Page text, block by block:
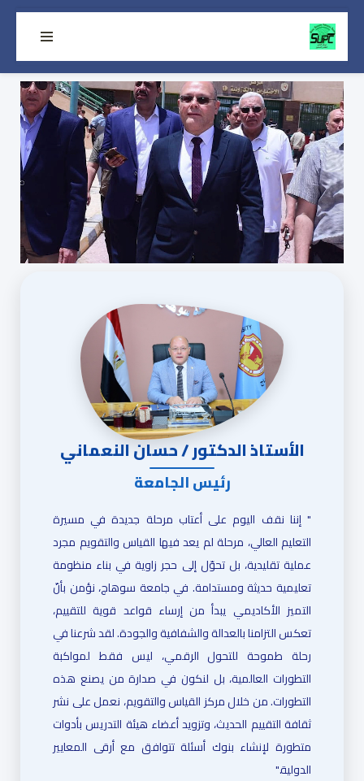
تخطى
إلى
المحتوى
الأستاذ الدكتور / حسان النعماني
رئيس الجامعة
" إننا نقف اليوم على أعتاب مرحلة جديدة في مسيرة
التعليم العالي، مرحلة لم يعد فيها القياس والتقويم مجرد
عملية تقليدية، بل تحوّل إلى حجر زاوية في بناء منظومة
تعليمية حديثة ومستدامة. في جامعة سوهاج، نؤمن بأنّ
التميز الأكاديمي يبدأ من إرساء قواعد قوية للتقييم،
تعكس التزامنا بالعدالة والشفافية والجودة. لقد شرعنا في
رحلة طموحة للتحول الرقمي، ليس فقط لمواكبة
التطورات العالمية، بل لنكون في صدارة من يصنع هذه
التطورات. من خلال مركز القياس والتقويم، نعمل على نشر
ثقافة التقييم الحديث، وتزويد أعضاء هيئة التدريس بأدوات
متطورة لإنشاء بنوك أسئلة تتوافق مع أرقى المعايير
الدولية."